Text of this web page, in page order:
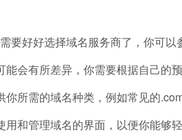
要好好选择域名服务商了，你可以
会有所差异，你需要根据自己的预
所需的域名种类，例如常见的.com
和管理域名的界面，以便你能够